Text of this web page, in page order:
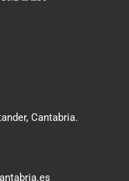
Cantabria.